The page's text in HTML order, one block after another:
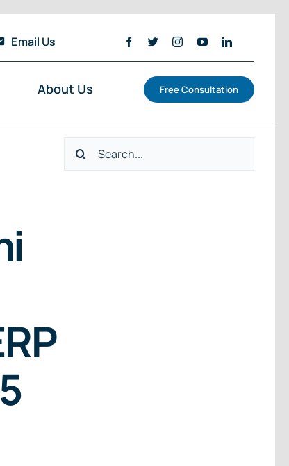
Email Us
About Us Free Consultation
Search